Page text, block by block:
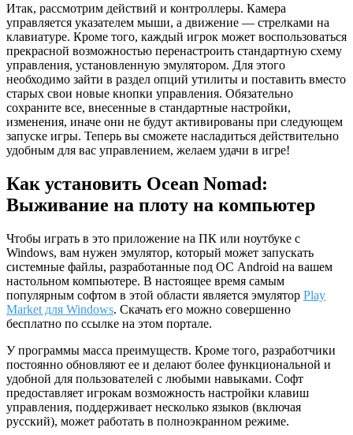
Итак, рассмотрим действий и контроллеры. Камера
управляется указателем мыши, а движение — стрелками на
клавиатуре. Кроме того, каждый игрок может воспользоваться
прекрасной возможностью перенастроить стандартную схему
управления, установленную эмулятором. Для этого
необходимо зайти в раздел опций утилиты и поставить вместо
старых свои новые кнопки управления. Обязательно
сохраните все, внесенные в стандартные настройки,
изменения, иначе они не будут активированы при следующем
запуске игры. Теперь вы сможете насладиться действительно
удобным для вас управлением, желаем удачи в игре!
Как установить Ocean Nomad:
Выживание на плоту на компьютер
Чтобы играть в это приложение на ПК или ноутбуке с
Windows, вам нужен эмулятор, который может запускать
системные файлы, разработанные под ОС Android на вашем
настольном компьютере. В настоящее время самым
популярным софтом в этой области является эмулятор Play
Market для Windows. Скачать его можно совершенно
бесплатно по ссылке на этом портале.
У программы масса преимуществ. Кроме того, разработчики
постоянно обновляют ее и делают более функциональной и
удобной для пользователей с любыми навыками. Софт
предоставляет игрокам возможность настройки клавиш
управления, поддерживает несколько языков (включая
русский), может работать в полноэкранном режиме.